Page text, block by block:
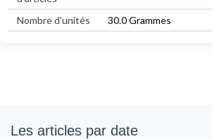
Nombre d'unités 30.0 Grammes
Les articles par date